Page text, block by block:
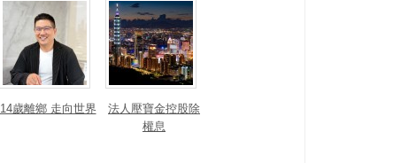
14歲離鄉 走向世界
法人壓寶金控股除
權息